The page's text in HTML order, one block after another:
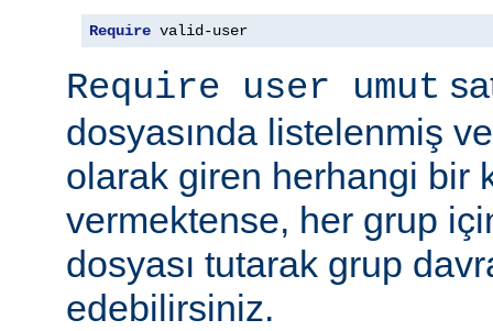
Require valid-user
Require user umut
dosyasında listelenmiş
olarak giren herhangi bir
vermektense, her grup
dosyası tutarak grup
edebilirsiniz.